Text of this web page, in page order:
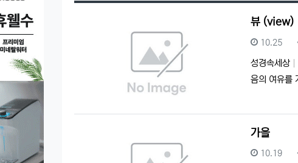
뷰 (view)
등록일
10.25
성경속세상
음의 여유를
가을
등록일
10.19